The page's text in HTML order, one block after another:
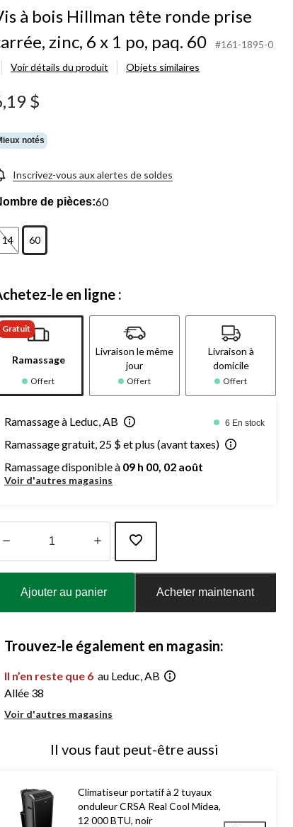
à bois Hillman tête ronde prise
zinc, 6 x 1 po, paq. 60
#161-1895-0
Voir détails du produit
Objets similaires
$
notés
Inscrivez-vous aux alertes de soldes
de pièces:60
14 60
le en ligne :
Gratuit
Ramassage
Offert
Livraison le même
jour
Offert
Livraison à
domicile
Offert
Ramassage à Leduc, AB 6 En stock
Ramassage gratuit, 25 $ et plus (avant taxes)
Ramassage disponible à 09 h 00, 02 août
Voir d'autres magasins
Ajouter au panier Acheter maintenant
Trouvez-le également en magasin:
Il n’en reste que 6 au Leduc, AB
Allée 38
Voir d'autres magasins
Il vous faut peut-être aussi
Climatiseur portatif à 2 tuyaux
onduleur CRSA Real Cool Midea,
12 000 BTU, noir